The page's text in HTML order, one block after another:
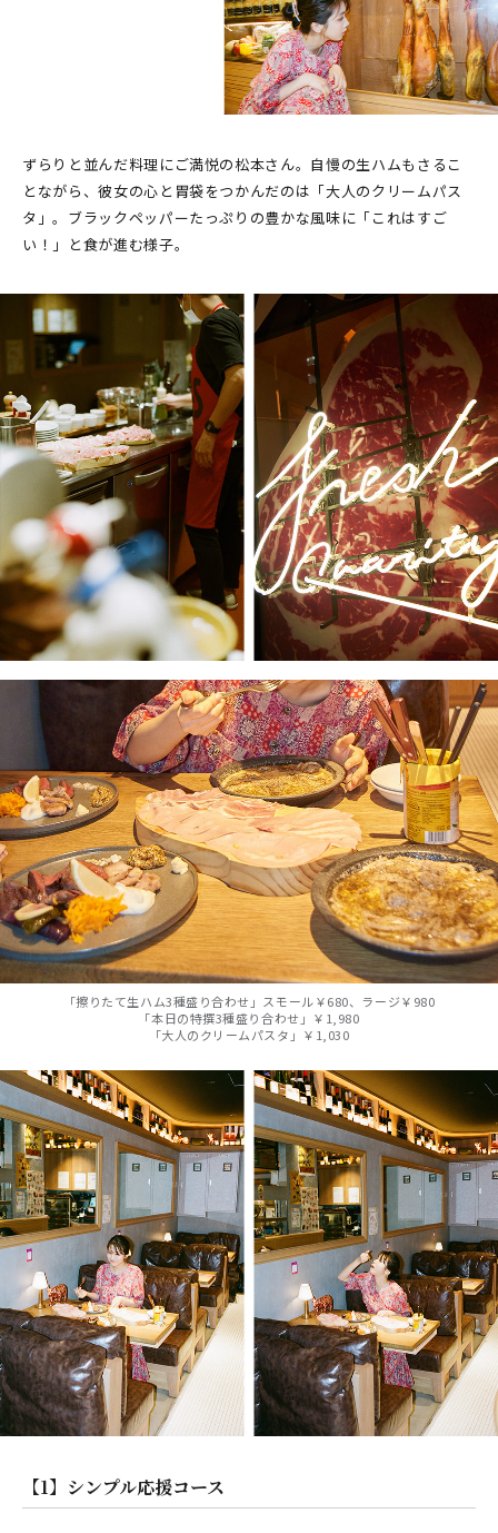
ずらりと並んだ料理にご満悦の松本さん。自慢の生ハムもさるこ
とながら、彼女の心と胃袋をつかんだのは「大人のクリームパス
タ」。ブラックペッパーたっぷりの豊かな風味に「これはすご
い！」と食が進む様子。
「擦りたて生ハム3種盛り合わせ」スモール￥680、ラージ￥980
「本日の特撰3種盛り合わせ」￥1,980
「大人のクリームパスタ」￥1,030
【1】シンプル応援コース